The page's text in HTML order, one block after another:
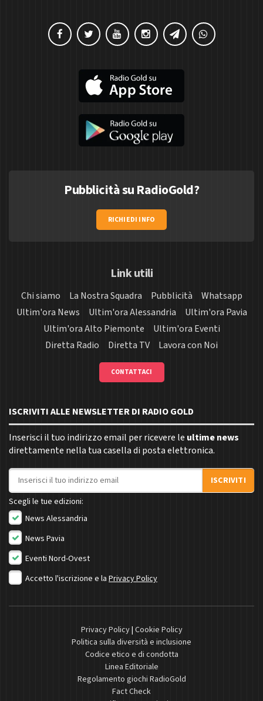
Pubblicità su RadioGold?
RICHIEDI INFO
Link utili
Chi siamo La Nostra Squadra Pubblicità
Whatsapp
Ultim'ora News
Ultim'ora Alessandria
Ultim'ora Pavia
Ultim'ora Alto Piemonte
Ultim'ora Eventi
Diretta Radio
Diretta TV Lavora con Noi
CONTATTACI
ISCRIVITI ALLE NEWSLETTER DI RADIO GOLD
Inserisci il tuo indirizzo email per ricevere le ultime news
direttamente nella tua casella di posta elettronica.
Indirizzo email
ISCRIVITI
Scegli le tue edizioni:
News Alessandria
News Pavia
Eventi Nord-Ovest
Accetto l'iscrizione e la Privacy Policy
Privacy Policy| Cookie Policy
Politica sulla diversità e inclusione
Codice etico e di condotta
Linea Editoriale
Regolamento giochi RadioGold
Fact Check